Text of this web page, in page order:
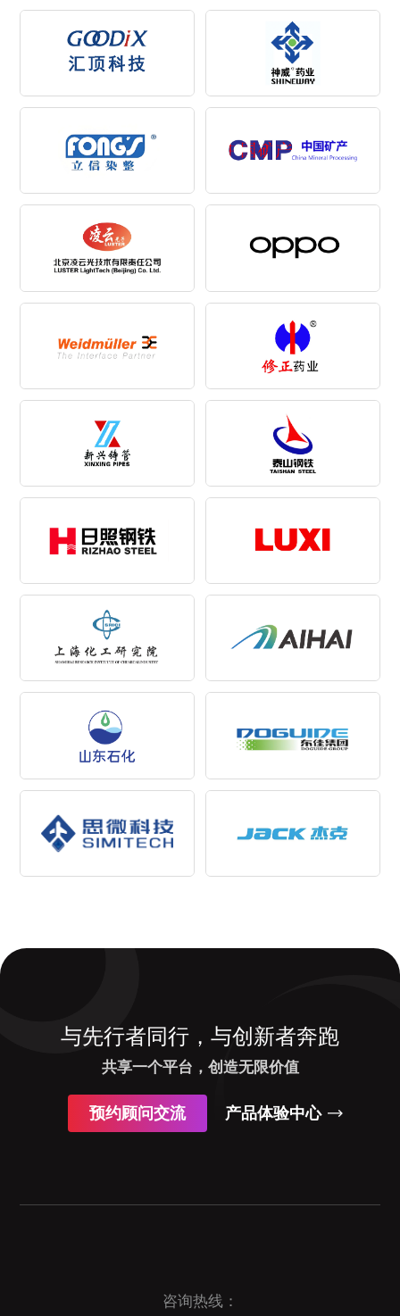
与先行者同行，与创新者奔跑
共享一个平台，创造无限价值
预约顾问交流 产品体验中心
咨询热线：